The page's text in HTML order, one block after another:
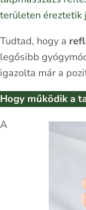
területen éreztetik
Tudtad, hogy a
legősibb
igazolta már a
Hogy működik a
A